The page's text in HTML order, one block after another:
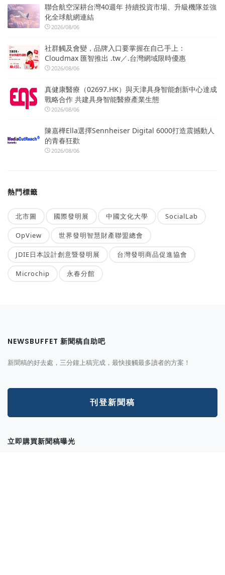
聯合航空深耕台灣40週年 持續投資市場、升級機隊並強
化全球航網連結
2026/08/06
社群觸及會變，品牌入口要掌握在自己手上：
Cloudmax 匯智推出 .tw／.台灣網域限時優惠
2026/08/06
真健康醫療（02697.HK）與天津具身智能創新中心達成
戰略合作 共建具身智能醫療產業生態
2026/08/06
陳嘉樺Ella選擇Sennheiser Digital 6000打造震撼動人
的青春狂歡
2026/08/06
熱門標籤
北市圖 國際發明展 中國文化大學 SocialLab
OpView 世界發明智慧財產聯盟總會
JDIE日本設計創意暨發明展 台灣發明商品促進協會
Microchip 永春分館
NEWSBUFFET 新聞稿自助吧
新聞稿的好去處，三分鐘上稿完成，最快接觸最多讀者的方案！
刊登新聞稿
立即購買新聞稿曝光